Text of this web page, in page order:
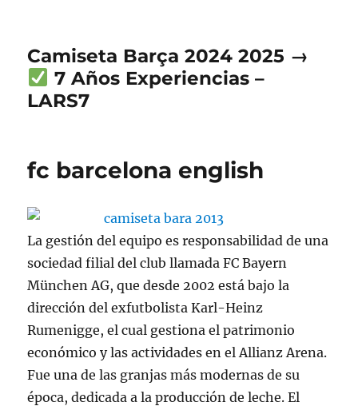
Camiseta Barça 2024 2025 →
7 Años Experiencias –
LARS7
fc barcelona english
La gestión del equipo es responsabilidad de una
sociedad filial del club llamada FC Bayern
München AG, que desde 2002 está bajo la
dirección del exfutbolista Karl-Heinz
Rumenigge, el cual gestiona el patrimonio
económico y las actividades en el Allianz Arena.
Fue una de las granjas más modernas de su
época, dedicada a la producción de leche. El